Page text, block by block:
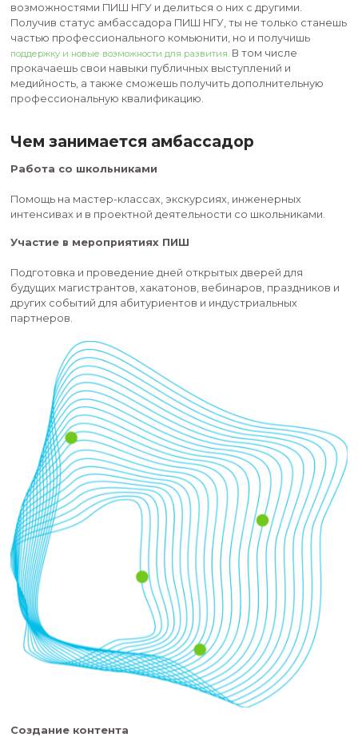
Амбассадоры ПИШ НГУ — этоядро студенческой
Передовой инженерной школы. Они участвуют в
мероприятиях и становятся частью команды
Амбассадор решает реальные задачи, пробует
Главная цель амбассадора, это самому
возможностями ПИШ НГУ и делиться о них с
частью профессионального комьюнити, но и
прокачаешь свои навыки публичных выступлений
профессиональную квалификацию.
Чем занимается амбассадор
Работа со школьниками
Помощь на мастер-классах, экскурсиях,
интенсивах и в проектной деятельности со
Участие в мероприятиях ПИШ
Подготовка и проведение дней открытых дверей
будущих магистрантов, хакатонов, вебинаров,
других событий для абитуриентов и
партнеров.